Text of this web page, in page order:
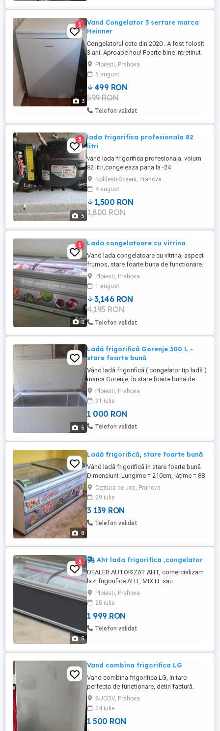
3
1
Vand Congelator 3 sertare marca
Heinner
Congelatorul este din 2020 . A fost folosit
3 ani. Aproape nou! Foarte bine intretinut.
Accept si schimb cu produse alimentare
din gospodarie: carne de porc, gaini, oua,
faina, porumb, nuci, branza de vaca, oaie,
....de comun acord, corespunzator pretului
afisat.
Ploiesti, Prahova
5 august
499 RON
599 RON
Telefon validat
5
3
lada frigorifica profesionala 82
litri
vând lada frigorifica profesionala, volum
82 litri,congeleaza pana la -24
grade.foarte bine izolata.functioneza la
12,24 și 220.mai multe detalii la telefon.
Boldesti-Scaeni, Prahova
4 august
1,500 RON
1,800 RON
1
1 Lada congelatoare cu vitrina
Vand lada congelatoare cu vitrina, aspect
frumos, stare foarte buna de functionare.
Ploiesti, zona Nord.
Ploiesti, Prahova
1 august
3,146 RON
4,195 RON
Telefon validat
5
Ladă frigorifică Gorenje 300 L -
stare foarte bună
Vând ladă frigorifică ( congelator tip ladă )
marca Gorenje, în stare foarte bună de
funcționare și aspect îngrijit. este
spațioasă, ideală pentru depozitarea
cărnii, legumelor și altor alimente
congelate. caracteristici. Marca: Gorenje
Capacitate: aproximativ 300 L 3 coșuri
Ploiesti, Prahova
31 iulie
1 000 RON
Telefon validat
8
Ladă frigorifică, stare foarte bună
Vând ladă frigorifică în stare foarte bună.
Dimensiuni: Lungime = 210cm, lăţime = 88
cm si înălţime = 80 cm. Aceasta va fi
ridicată din comuna Ceptura. Pentru orice
detalii, sunati la numarul de telefon din
ultima poză ataşată acestui anunţ.
Ceptura de Jos, Prahova
29 iulie
3 139 RON
Telefon validat
5
3 Aht lada frigorifica ,congelator
DEALER AUTORIZAT AHT, comercializam
lazi frigorifice AHT, MIXTE sau
CONGELARE, originale fabricate și
asamblate în Austria ,COMPRESOR CU
INVERTOR,FREON R290,( nu
confundațicuR404 care consuma
dublu),DEZGHETARE AUTOMATA,
congelate ...
Ploiesti, Prahova
25 iulie
1 999 RON
Telefon validat
Vand combina frigorifica LG
Vand combina frigorifica LG, in tare
perfecta de functionare, detin factură.
BUCOV, Prahova
24 iulie
1 500 RON